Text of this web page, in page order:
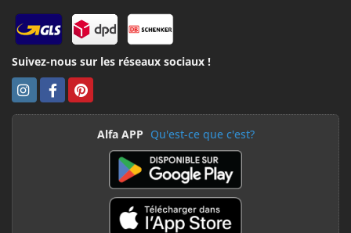
Suivez-nous sur les réseaux sociaux !
Alfa APP Qu'est-ce que c'est?